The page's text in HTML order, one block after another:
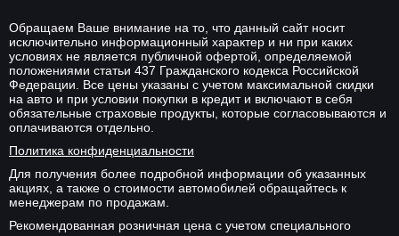
Обращаем Ваше внимание на то, что данный сайт носит
исключительно информационный характер и ни при каких
условиях не является публичной офертой, определяемой
положениями статьи 437 Гражданского кодекса Российской
Федерации. Все цены указаны с учетом максимальной скидки
на авто и при условии покупки в кредит и включают в себя
обязательные страховые продукты, которые согласовываются и
оплачиваются отдельно.
Политика конфиденциальности
Для получения более подробной информации об указанных
акциях, а также о стоимости автомобилей обращайтесь к
менеджерам по продажам.
Рекомендованная розничная цена с учетом специального